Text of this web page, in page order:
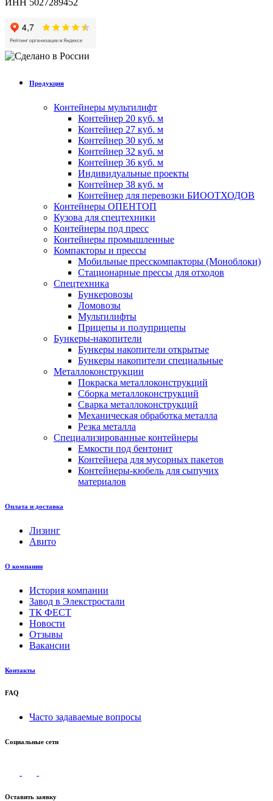
ИНН 5027289452
Продукция
Контейнеры мультилифт
Контейнер 20 куб. м
Контейнер 27 куб. м
Контейнер 30 куб. м
Контейнер 32 куб. м
Контейнер 36 куб. м
Индивидуальные проекты
Контейнер 38 куб. м
Контейнер для перевозки БИООТХОДОВ
Контейнеры ОПЕНТОП
Кузова для спецтехники
Контейнеры под пресс
Контейнеры промышленные
Компакторы и прессы
Мобильные пресскомпакторы (Моноблоки)
Стационарные прессы для отходов
Спецтехника
Бункеровозы
Ломовозы
Мультилифты
Прицепы и полуприцепы
Бункеры-накопители
Бункеры накопители открытые
Бункеры накопители специальные
Металлоконструкции
Покраска металлоконструкций
Сборка металлоконструкций
Сварка металлоконструкций
Механическая обработка металла
Резка металла
Специализированные контейнеры
Емкости под бентонит
Контейнера для мусорных пакетов
Контейнеры-кюбель для сыпучих
материалов
Оплата и доставка
Лизинг
Авито
О компании
История компании
Завод в Элекстростали
ТК ФЕСТ
Новости
Отзывы
Вакансии
Контакты
FAQ
Часто задаваемые вопросы
Социальные сети
Оставить заявку